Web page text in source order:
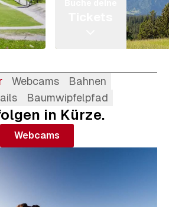
Webcams
Bahnen
Baumwipfelpfad
in Kürze.
Webcams